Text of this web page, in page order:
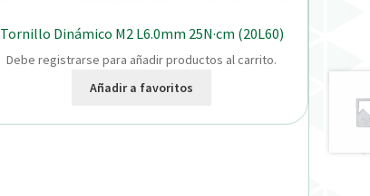
Tornillo Dinámico M2 L6.0mm 25N·cm (20L60)
Debe registrarse para añadir productos al carrito.
Añadir a favoritos